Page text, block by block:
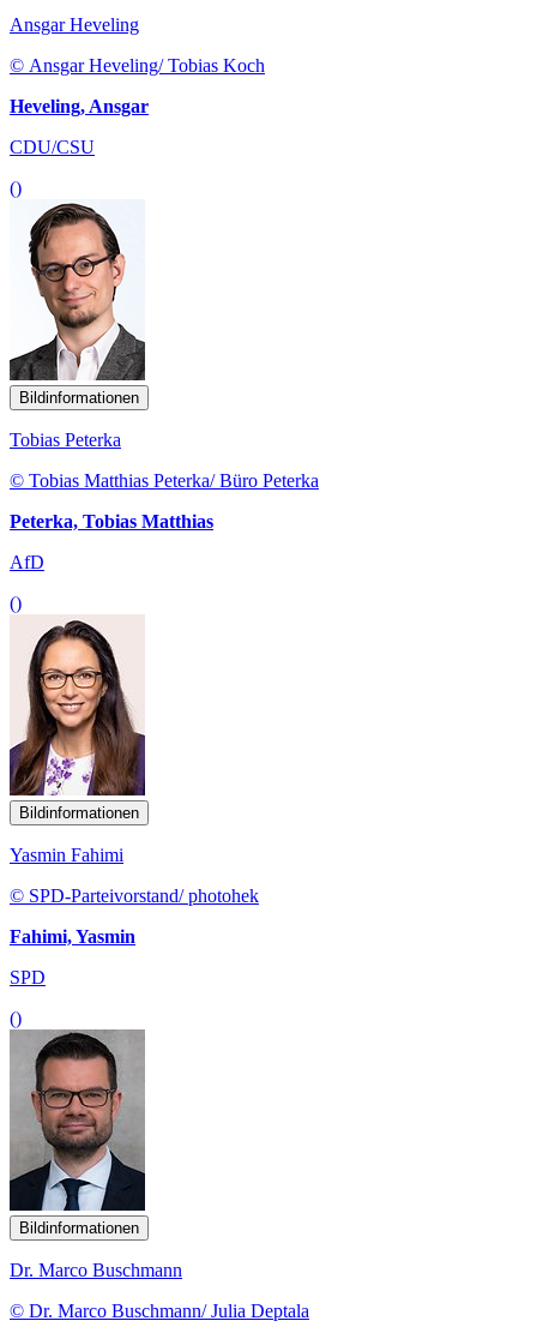
Ansgar Heveling
© Ansgar Heveling/ Tobias Koch
Heveling, Ansgar
CDU/CSU
()
Bildinformationen
Tobias Peterka
© Tobias Matthias Peterka/ Büro Peterka
Peterka, Tobias Matthias
AfD
()
Bildinformationen
Yasmin Fahimi
© SPD-Parteivorstand/ photohek
Fahimi, Yasmin
SPD
()
Bildinformationen
Dr. Marco Buschmann
© Dr. Marco Buschmann/ Julia Deptala